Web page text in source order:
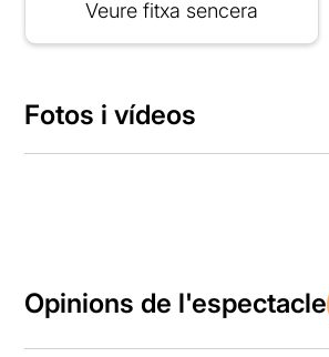
Veure fitxa sencera
Fotos i vídeos
Opinions de l'espectacle